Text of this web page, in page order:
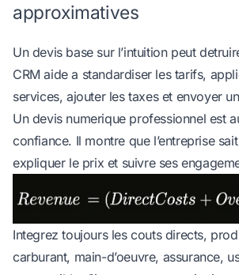
approximatives
Un devis base sur l’intuition peut
CRM aide a standardiser les tarifs,
services, ajouter les taxes et envoyer
Un devis numerique professionnel est
confiance. Il montre que l’entreprise
expliquer le prix et suivre ses
Integrez toujours les couts directs,
carburant, main-d’oeuvre, assurance,